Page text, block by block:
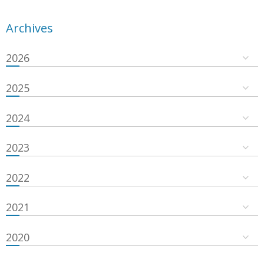
Archives
2026
2025
2024
2023
2022
2021
2020